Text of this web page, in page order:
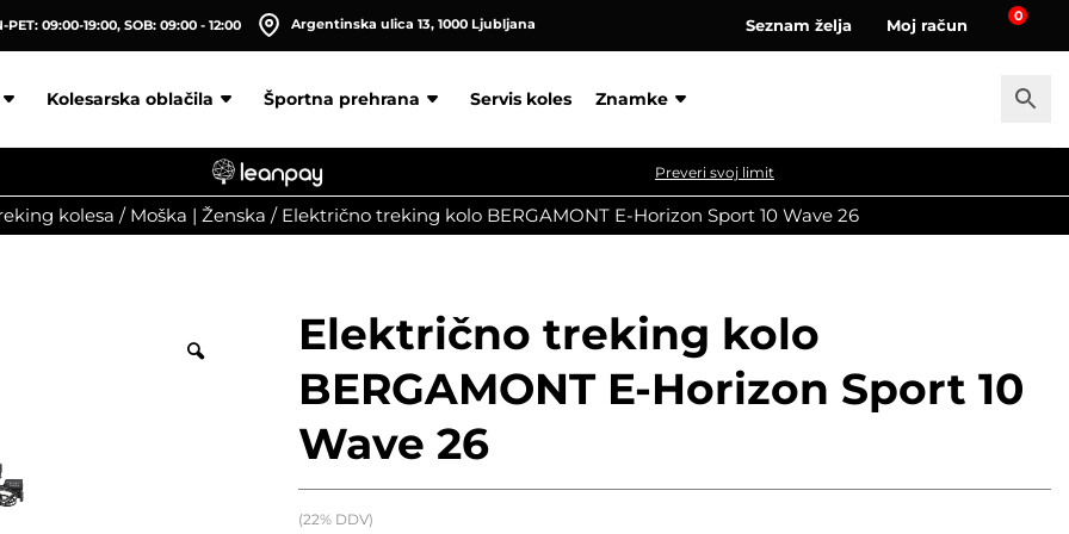
PET: 09:00-19:00, SOB: 09:00 - 12:00 Argentinska ulica 13, 1000 Ljubljana Seznam želja Moj račun 0
Kolesarska oblačila Športna prehrana Servis koles Znamke
Preveri svoj limit
kolesa / Moška | Ženska / Električno treking kolo BERGAMONT E-Horizon Sport 10 Wave 26
Električno treking kolo
BERGAMONT E-Horizon Sport 10
Wave 26
(22% DDV)